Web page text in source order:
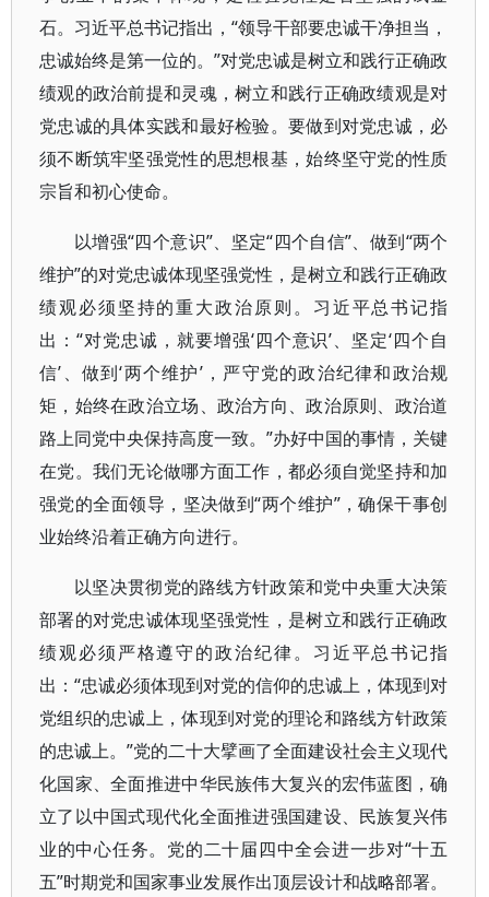
石。习近平总书记指出，“领导干部要忠诚干净担当，
忠诚始终是第一位的。”对党忠诚是树立和践行正确政
绩观的政治前提和灵魂，树立和践行正确政绩观是对
党忠诚的具体实践和最好检验。要做到对党忠诚，必
须不断筑牢坚强党性的思想根基，始终坚守党的性质
宗旨和初心使命。
以增强“四个意识”、坚定“四个自信”、做到“两个
维护”的对党忠诚体现坚强党性，是树立和践行正确政
绩观必须坚持的重大政治原则。习近平总书记指
出：“对党忠诚，就要增强‘四个意识’、坚定‘四个自
信’、做到‘两个维护’，严守党的政治纪律和政治规
矩，始终在政治立场、政治方向、政治原则、政治道
路上同党中央保持高度一致。”办好中国的事情，关键
在党。我们无论做哪方面工作，都必须自觉坚持和加
强党的全面领导，坚决做到“两个维护”，确保干事创
业始终沿着正确方向进行。
以坚决贯彻党的路线方针政策和党中央重大决策
部署的对党忠诚体现坚强党性，是树立和践行正确政
绩观必须严格遵守的政治纪律。习近平总书记指
出：“忠诚必须体现到对党的信仰的忠诚上，体现到对
党组织的忠诚上，体现到对党的理论和路线方针政策
的忠诚上。”党的二十大擘画了全面建设社会主义现代
化国家、全面推进中华民族伟大复兴的宏伟蓝图，确
立了以中国式现代化全面推进强国建设、民族复兴伟
业的中心任务。党的二十届四中全会进一步对“十五
五”时期党和国家事业发展作出顶层设计和战略部署。